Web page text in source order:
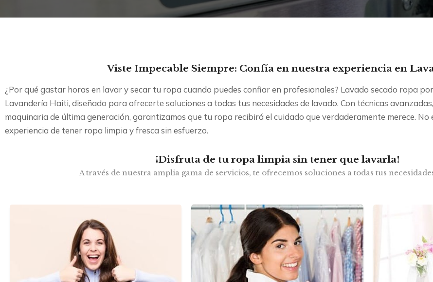
Viste Impecable Siempre: Confía en nuestra experiencia en
¿Por qué gastar horas en lavar y secar tu ropa cuando puedes confiar en profesionales? Lavado secado ropa
Lavandería Haiti, diseñado para ofrecerte soluciones a todas tus necesidades de lavado. Con técnicas
maquinaria de última generación, garantizamos que tu ropa recibirá el cuidado que verdaderamente merece. No
experiencia de tener ropa limpia y fresca sin esfuerzo.
¡Disfruta de tu ropa limpia sin tener que lavarla!
A través de nuestra amplia gama de servicios, te ofrecemos soluciones a todas tus